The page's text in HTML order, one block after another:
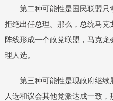
第二种可能性是国民联盟只
拒绝出任总理。那么，总统马
阵线形成一个政党联盟，马克
理人选。
第三种可能性是现政府继续
人选和议会其他党派达成一致